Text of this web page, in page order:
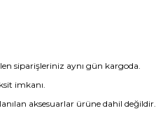
siparişleriniz aynı gün kargoda.
imkanı.
aksesuarlar ürüne dahil değildir.